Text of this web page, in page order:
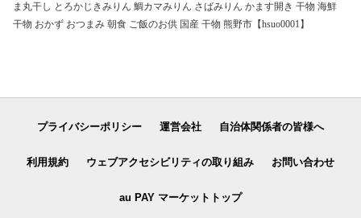
ま丸干し とろかじきみりん 鯛カマみりん さばみりん かます開き 干物 海鮮
干物 おかず おつまみ 朝食 ご飯のお供 国産 干物 熊野市【hsuo0001】
プライバシーポリシー 運営会社 自治体関係者の皆様へ
利用規約 ウェブアクセシビリティの取り組み お問い合わせ
au PAY マーケットトップ